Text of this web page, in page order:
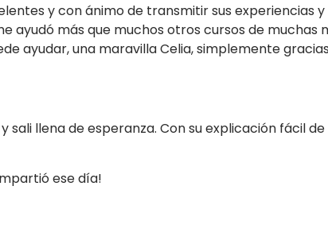
y con ánimo de transmitir sus experiencias
ayudó más que muchos otros cursos de muchas
ayudar, una maravilla Celia, simplemente
sali llena de esperanza. Con su explicación fácil
ese día!